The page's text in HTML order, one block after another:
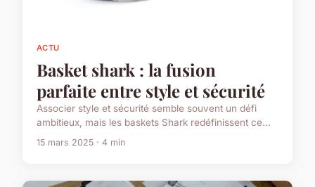
ACTU
Basket shark : la fusion
parfaite entre style et sécurité
Associer style et sécurité semble souvent un défi
ambitieux, mais les baskets Shark redéfinissent ce...
15 mars 2025 · 4 min